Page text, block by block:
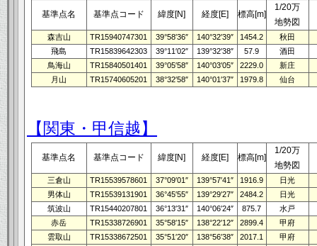
基準点名 基準点コード 緯度[N] 経度[E] 標高[m]
1/20万
地勢図
森吉山 TR15940747301 39°58′36″ 140°32′39″ 1454.2
秋田
飛島
TR15839642303 39°11′02″ 139°32′38″ 57.9
酒田
鳥海山
TR15840501401 39°05′58″ 140°03′05″ 2229.0
新庄
月山
TR15740605201 38°32′58″ 140°01′37″ 1979.8 仙台
【関東・甲信越】
基準点名 基準点コード 緯度[N] 経度[E] 標高[m]
1/20万
地勢図
三倉山 TR15539578601 37°09′01″ 139°57′41″ 1916.9
日光
男体山
TR15539131901 36°45′55″ 139°29′27″ 2484.2
日光
筑波山
TR15440207801 36°13′31″ 140°06′24″ 875.7
水戸
赤岳
TR15338726901 35°58′15″ 138°22′12″ 2899.4
甲府
雲取山
TR15338672501 35°51′20″ 138°56′38″ 2017.1
甲府